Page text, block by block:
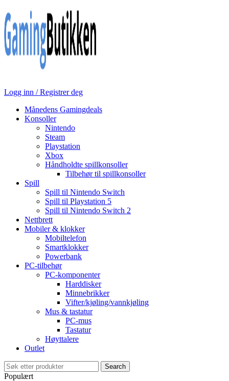
Logg inn / Registrer deg
Månedens Gamingdeals
Konsoller
Nintendo
Steam
Playstation
Xbox
Håndholdte spillkonsoller
Tilbehør til spillkonsoller
Spill
Spill til Nintendo Switch
Spill til Playstation 5
Spill til Nintendo Switch 2
Nettbrett
Mobiler & klokker
Mobiltelefon
Smartklokker
Powerbank
PC-tilbehør
PC-komponenter
Harddisker
Minnebrikker
Vifter/kjøling/vannkjøling
Mus & tastatur
PC-mus
Tastatur
Høyttalere
Outlet
Search
Populært